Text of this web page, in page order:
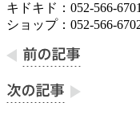
キドキド：052-566-
ショップ：052-566-